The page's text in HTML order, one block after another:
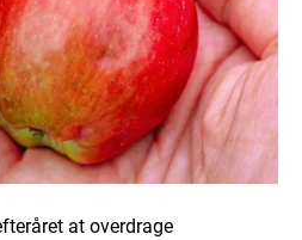
at overdrage